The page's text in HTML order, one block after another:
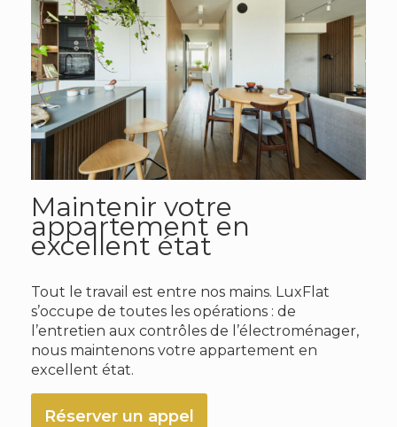
Maintenir votre
appartement en
excellent état
Tout le travail est entre nos mains. LuxFlat
s’occupe de toutes les opérations : de
l’entretien aux contrôles de l’électroménager,
nous maintenons votre appartement en
excellent état.
Réserver un appel